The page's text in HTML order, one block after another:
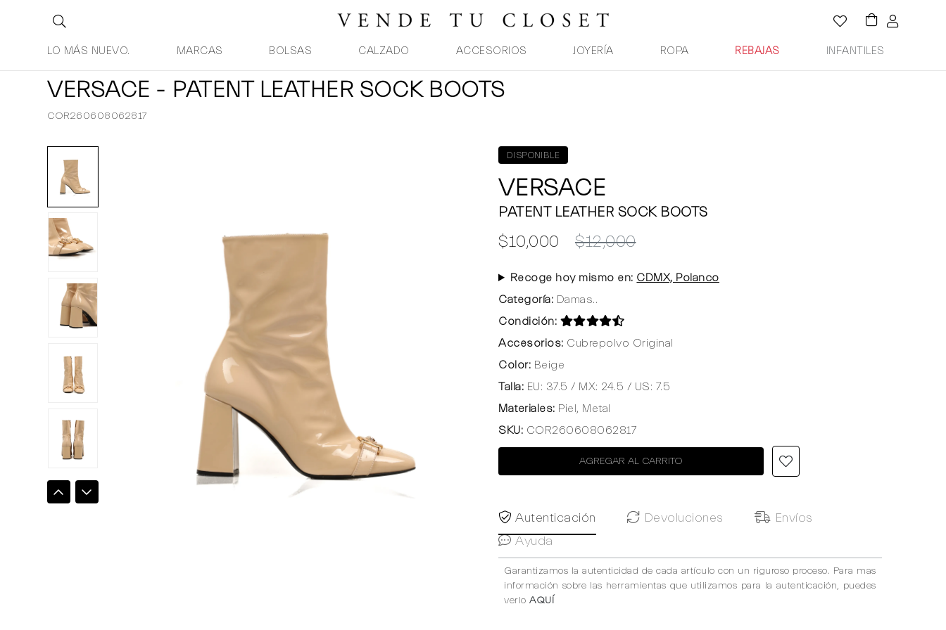
LO MÁS NUEVO. MARCAS BOLSAS CALZADO ACCESORIOS JOYERÍA ROPA REBAJAS INFANTILES
VERSACE - PATENT LEATHER SOCK BOOTS
COR260608062817
DISPONIBLE
VERSACE
PATENT LEATHER SOCK BOOTS
$10,000 $12,000
Recoge hoy mismo en: CDMX, Polanco
Categoría: Damas..
Condición:
Accesorios: Cubrepolvo Original
Color: Beige
Talla: EU: 37.5 / MX: 24.5 / US: 7.5
Materiales: Piel, Metal
SKU: COR260608062817
AGREGAR AL CARRITO
Autenticación Devoluciones
Envíos
Ayuda
Garantizamos la autenticidad de cada artículo con un riguroso proceso. Para mas
información sobre las herramientas que utilizamos para la autenticación, puedes
verlo AQUÍ